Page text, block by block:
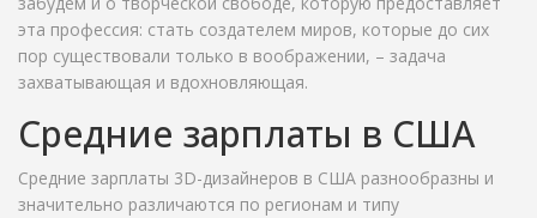
эта профессия: стать создателем миров, которые до сих
пор существовали только в воображении, – задача
захватывающая и вдохновляющая.
Средние зарплаты в США
Средние зарплаты 3D-дизайнеров в США разнообразны и
значительно различаются по регионам и типу